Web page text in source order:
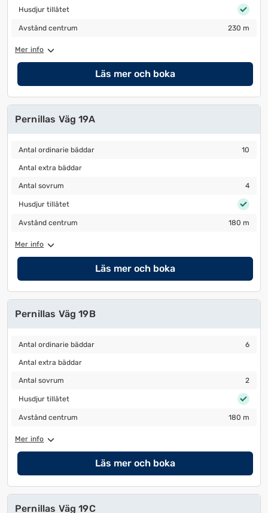
Husdjur tillåtet
Husdjur tillåtet
Avstånd centrum
Avstånd centrum 230 m
Mer info
Läs mer och boka
Pernillas Väg 19A
Antal ordinarie bäddar
Antal ordinarie bäddar 10
Antal extra bäddar
Antal extra bäddar
Antal sovrum
Antal sovrum 4
Husdjur tillåtet
Husdjur tillåtet
Avstånd centrum
Avstånd centrum 180 m
Mer info
Läs mer och boka
Pernillas Väg 19B
Antal ordinarie bäddar
Antal ordinarie bäddar 6
Antal extra bäddar
Antal extra bäddar
Antal sovrum
Antal sovrum 2
Husdjur tillåtet
Husdjur tillåtet
Avstånd centrum
Avstånd centrum 180 m
Mer info
Läs mer och boka
Pernillas Väg 19C